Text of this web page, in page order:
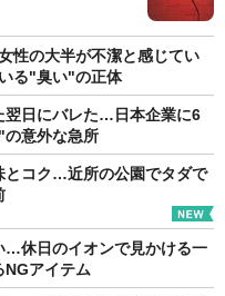
性の大半が不潔と感じてい
る"臭い"の正体
翌日にバレた…日本企業に6
意外な急所
とコク…近所の公園でタダで
…休日のイオンで見かける一
NGアイテム